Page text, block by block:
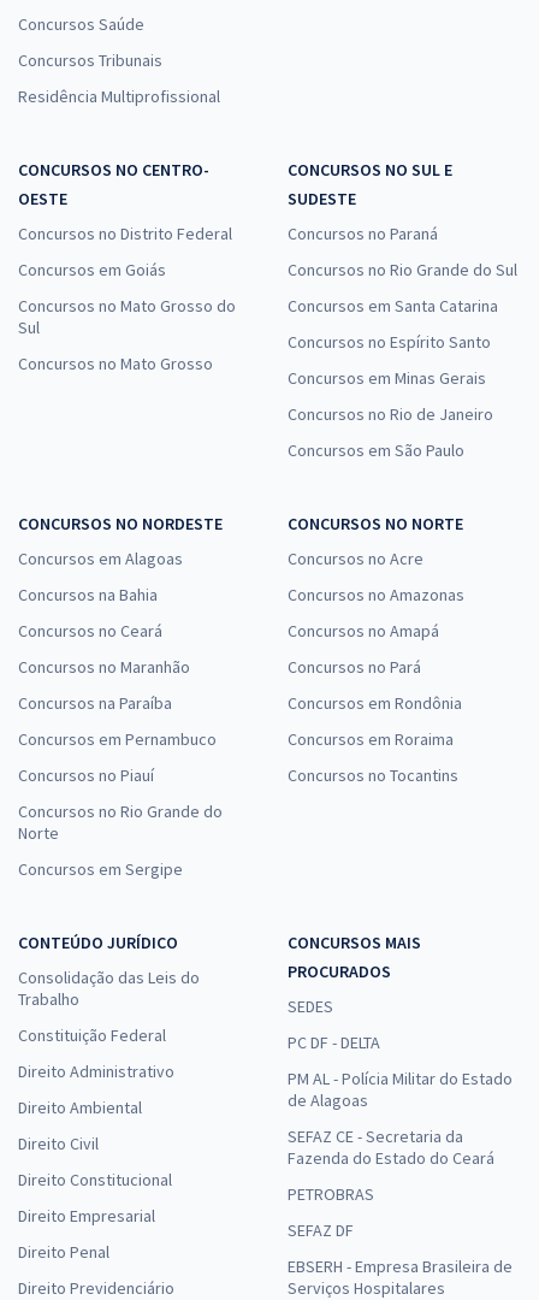
SEDES DF - Secretaria de Desenvolvimento Social do Distrito Federal
R$23,99
Economize R$ 71,98 (-20%)
Comprar
SEDES DF - Secretaria de Desenvolvimento Social do Distrito Federal
Desenvolvimento e Assistência Social (EDAS) - Especialidade: Direito
R$39,90
Economize R$ 119,70 (-20%)
Comprar
Curso Gratuito - SEDES DF - Secretaria de Desenvolvimento Social
do Distrito Federal - Técnico em Desenvolvimento e Assistência
Social (TDAS) - Especialidade: Técnico Administrativo (Cargo 202) -
0,00
Comprar
Treinamento Intensivo para SEDES DF - Especialista em
Desenvolvimento e Assistência Social (EDAS) - Psicologia (Cargo
409) (Pós-Edital)
R$19,99
Economize R$ 59,98 (-20%)
Comprar
Concursos Saúde
Concursos Tribunais
Residência Multiprofissional
CONCURSOS NO CENTRO-
OESTE
Concursos no Distrito Federal
Concursos em Goiás
Concursos no Mato Grosso do
Sul
Concursos no Mato Grosso
CONCURSOS NO SUL E
SUDESTE
Concursos no Paraná
Concursos no Rio Grande do Sul
Concursos em Santa Catarina
Concursos no Espírito Santo
Concursos em Minas Gerais
Concursos no Rio de Janeiro
Concursos em São Paulo
CONCURSOS NO NORDESTE
Concursos em Alagoas
Concursos na Bahia
Concursos no Ceará
Concursos no Maranhão
Concursos na Paraíba
Concursos em Pernambuco
Concursos no Piauí
Concursos no Rio Grande do
Norte
Concursos em Sergipe
CONCURSOS NO NORTE
Concursos no Acre
Concursos no Amazonas
Concursos no Amapá
Concursos no Pará
Concursos em Rondônia
Concursos em Roraima
Concursos no Tocantins
CONTEÚDO JURÍDICO
Consolidação das Leis do
Trabalho
Constituição Federal
Direito Administrativo
Direito Ambiental
Direito Civil
Direito Constitucional
Direito Empresarial
Direito Penal
Direito Previdenciário
CONCURSOS MAIS
PROCURADOS
SEDES
PC DF - DELTA
PM AL - Polícia Militar do Estado
de Alagoas
SEFAZ CE - Secretaria da
Fazenda do Estado do Ceará
PETROBRAS
SEFAZ DF
EBSERH - Empresa Brasileira de
Serviços Hospitalares